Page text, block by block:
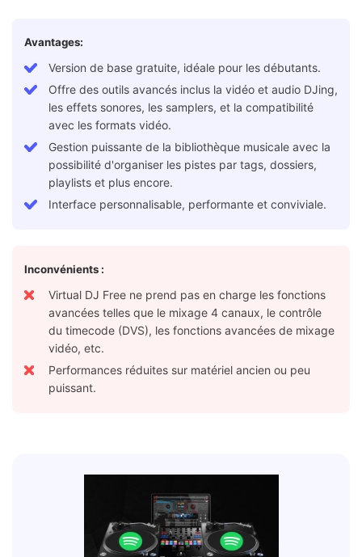
Avantages:
Version de base gratuite, idéale pour les débutants.
Offre des outils avancés inclus la vidéo et audio DJing,
les effets sonores, les samplers, et la compatibilité
avec les formats vidéo.
Gestion puissante de la bibliothèque musicale avec la
possibilité d'organiser les pistes par tags, dossiers,
playlists et plus encore.
Interface personnalisable, performante et conviviale.
Inconvénients :
Virtual DJ Free ne prend pas en charge les fonctions
avancées telles que le mixage 4 canaux, le contrôle
du timecode (DVS), les fonctions avancées de mixage
vidéo, etc.
Performances réduites sur matériel ancien ou peu
puissant.